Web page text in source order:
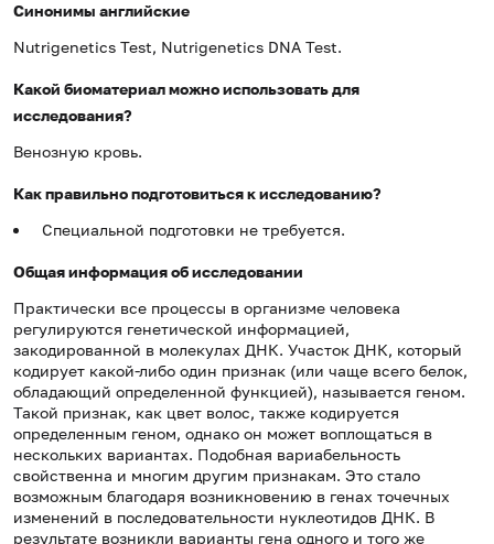
Синонимы английские
Nutrigenetics Test, Nutrigenetics DNA Test.
Какой биоматериал можно использовать для
исследования?
Венозную кровь.
Как правильно подготовиться к исследованию?
Специальной подготовки не требуется.
Общая информация об исследовании
Практически все процессы в организме человека
регулируются генетической информацией,
закодированной в молекулах ДНК. Участок ДНК, который
кодирует какой-либо один признак (или чаще всего белок,
обладающий определенной функцией), называется геном.
Такой признак, как цвет волос, также кодируется
определенным геном, однако он может воплощаться в
нескольких вариантах. Подобная вариабельность
свойственна и многим другим признакам. Это стало
возможным благодаря возникновению в генах точечных
изменений в последовательности нуклеотидов ДНК. В
результате возникли варианты гена одного и того же